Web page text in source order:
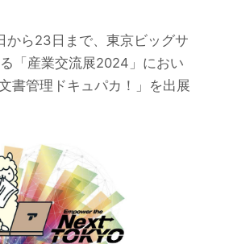
から23日まで、東京ビッグサ
「産業交流展2024」におい
書管理ドキュパカ！」を出展